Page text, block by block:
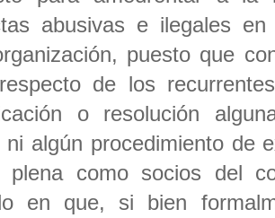
abusivas e ilegales
puesto que
de los
o resolución
ni algún procedimiento de
plena como socios del
en que, si bien